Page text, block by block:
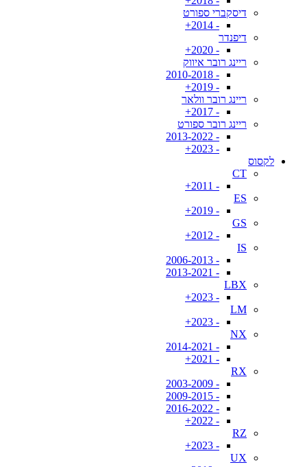
דיסקברי ספורט
- 2014+
דיפנדר
- 2020+
ריינג רובר איווק
- 2010-2018
- 2019+
ריינג רובר וולאר
- 2017+
ריינג רובר ספורט
- 2013-2022
- 2023+
לקסוס
CT
- 2011+
ES
- 2019+
GS
- 2012+
IS
- 2006-2013
- 2013-2021
LBX
- 2023+
LM
- 2023+
NX
- 2014-2021
- 2021+
RX
- 2003-2009
- 2009-2015
- 2016-2022
- 2022+
RZ
- 2023+
UX